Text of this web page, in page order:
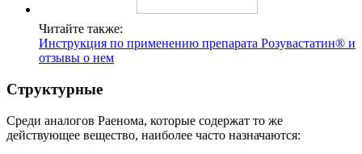
Читайте также:
Инструкция по применению препарата Розувастатин® и
отзывы о нем
Структурные
Среди аналогов Раенома, которые содержат то же
действующее вещество, наиболее часто назначаются: